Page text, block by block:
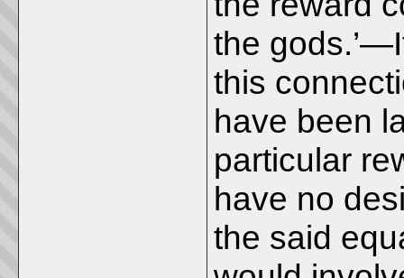
the
this
have been
particular
have no
the said